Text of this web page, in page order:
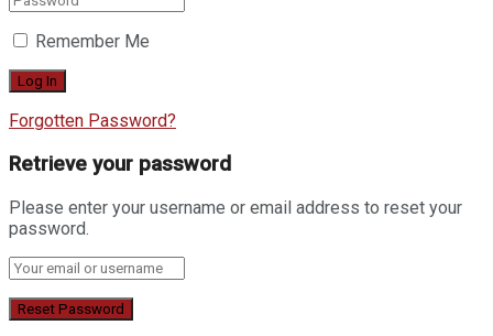
Remember Me
Forgotten Password?
Retrieve your password
Please enter your username or email address to reset your
password.